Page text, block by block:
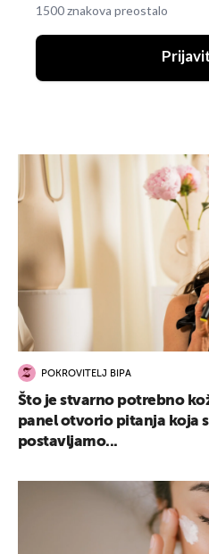
1500 znakova preostalo
POKROVITELJ BIPA
Što je stvarno potrebno
panel otvorio pitanja koja
postavljamo...